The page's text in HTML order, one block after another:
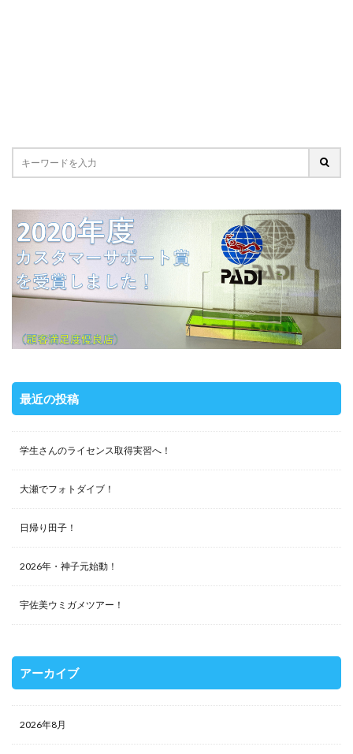
最近の投稿
学生さんのライセンス取得実習へ！
大瀬でフォトダイブ！
日帰り田子！
2026年・神子元始動！
宇佐美ウミガメツアー！
アーカイブ
2026年8月